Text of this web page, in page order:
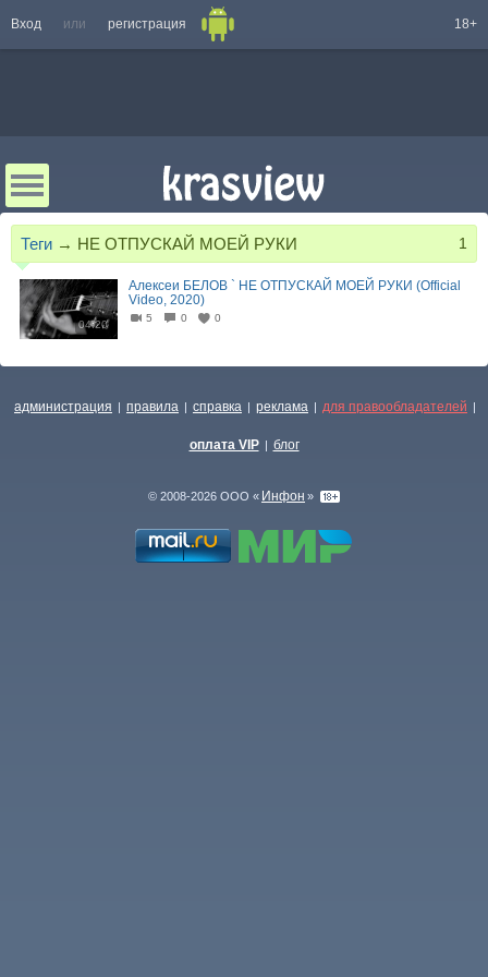
Вход или регистрация 18+
Теги → НЕ ОТПУСКАЙ МОЕЙ РУКИ 1
04:20
Алексеи БЕЛОВ ` НЕ ОТПУСКАЙ МОЕЙ РУКИ (Official
Video, 2020)
5 0 0
администрация | правила | справка | реклама | для правообладателей |
оплата VIP | блог
© 2008-2026 ООО « Инфон »